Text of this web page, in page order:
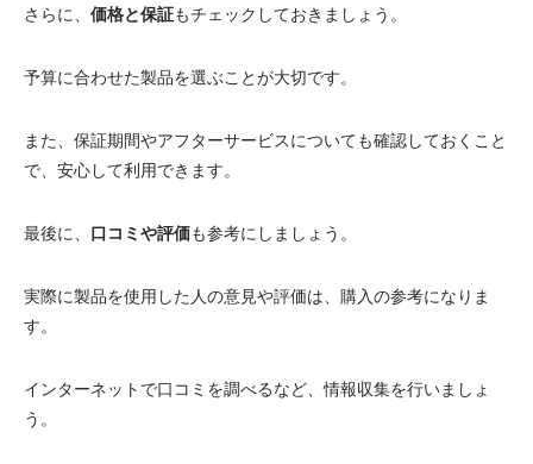
さらに、 価格と保証もチェックしておきましょう。
予算に合わせた製品を選ぶことが大切です。
また、保証期間やアフターサービスについても確認しておくこと
で、安心して利用できます。
最後に、 口コミや評価も参考にしましょう。
実際に製品を使用した人の意見や評価は、購入の参考になりま
す。
インターネットで口コミを調べるなど、情報収集を行いましょ
う。